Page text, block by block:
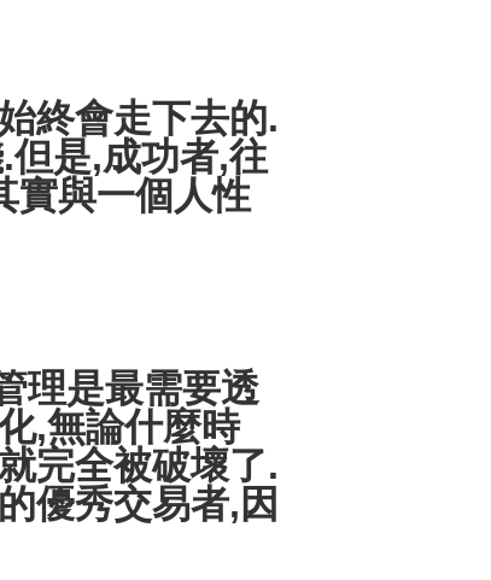
終會走下去的.
是,成功者,往
實與一個人性
理是最需要透
,無論什麼時
完全被破壞了.
優秀交易者,因